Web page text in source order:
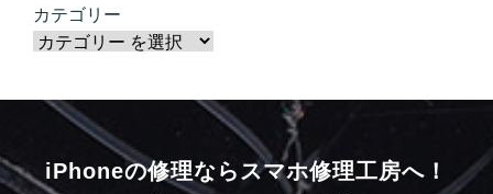
カテゴリー
iPhoneの修理ならスマホ修理工房へ！